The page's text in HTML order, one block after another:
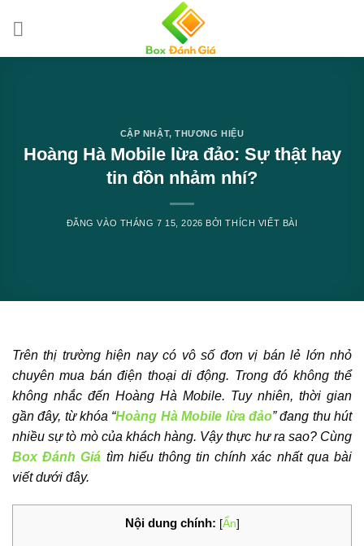
CẬP NHẬT,THƯƠNG HIỆU
Hoàng Hà Mobile lừa đảo: Sự thật hay
tin đồn nhảm nhí?
ĐĂNG VÀO THÁNG 7 15, 2026 BỞITHÍCH VIẾT BÀI
Trên thị trường hiện nay có vô số đơn vị bán lẻ lớn nhỏ
chuyên mua bán điện thoại di động. Trong đó không thể
không nhắc đến Hoàng Hà Mobile. Tuy nhiên, thời gian
gần đây, từ khóa “Hoàng Hà Mobile lừa đảo” đang thu hút
nhiều sự tò mò của khách hàng. Vậy thực hư ra sao? Cùng
Box Đánh Giá tìm hiểu thông tin chính xác nhất qua bài
viết dưới đây.
Nội dung chính: [Ẩn]